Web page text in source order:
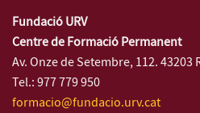
Fundació URV
Centre de Formació Permanent
Av. Onze de Setembre, 112. 43203
Tel.: 977 779 950
formacio@fundacio.urv.cat